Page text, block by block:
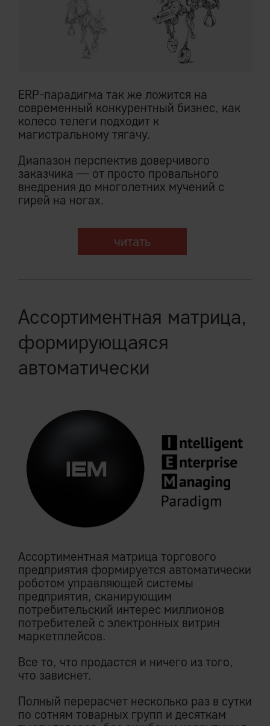
ERP-парадигма так же ложится на
современный конкурентный бизнес, как
колесо телеги подходит к
магистральному тягачу.
Диапазон перспектив доверчивого
заказчика — от просто провального
внедрения до многолетних мучений с
гирей на ногах.
читать
Ассортиментная матрица,
формирующаяся
автоматически
Ассортиментная матрица торгового
предприятия формируется автоматически
роботом управляющей системы
предприятия, сканирующим
потребительский интерес миллионов
потребителей с электронных витрин
маркетплейсов.
Все то, что продастся и ничего из того,
что зависнет.
Полный перерасчет несколько раз в сутки
по сотням товарных групп и десяткам